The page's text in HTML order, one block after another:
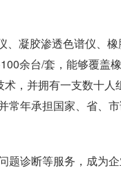
、凝胶渗透色谱仪、橡
余台/套，能够覆盖
，并拥有一支数十人
常年承担国家、省、
题诊断等服务，成为